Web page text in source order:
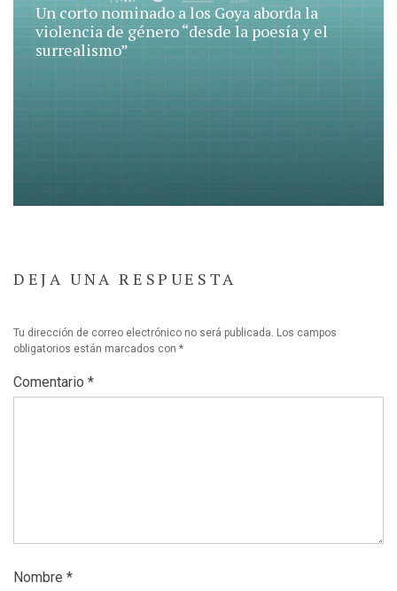
Un corto nominado a los Goya aborda la
violencia de género “desde la poesía y el
surrealismo”
DEJA UNA RESPUESTA
Tu dirección de correo electrónico no será publicada. Los campos
obligatorios están marcados con *
Comentario *
Nombre *